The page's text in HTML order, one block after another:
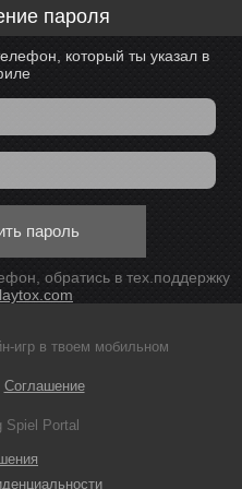
пароля
который ты указал в
пароль
обратись в тех.поддержку
игр в твоем мобильном
Соглашение
Portal